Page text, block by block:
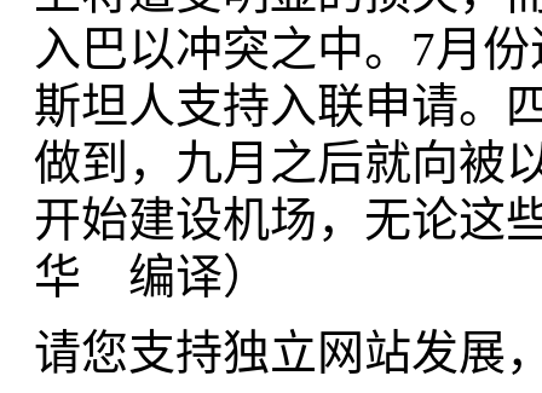
入巴以冲突之中。7月
斯坦人支持入联申请。
做到，九月之后就向被
开始建设机场，无论这
华 编译）
请您支持独立网站发展